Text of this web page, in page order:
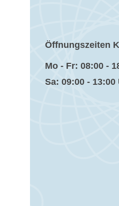
Öffnungszeiten
Mo - Fr: 08:00 -
Sa: 09:00 - 13:00